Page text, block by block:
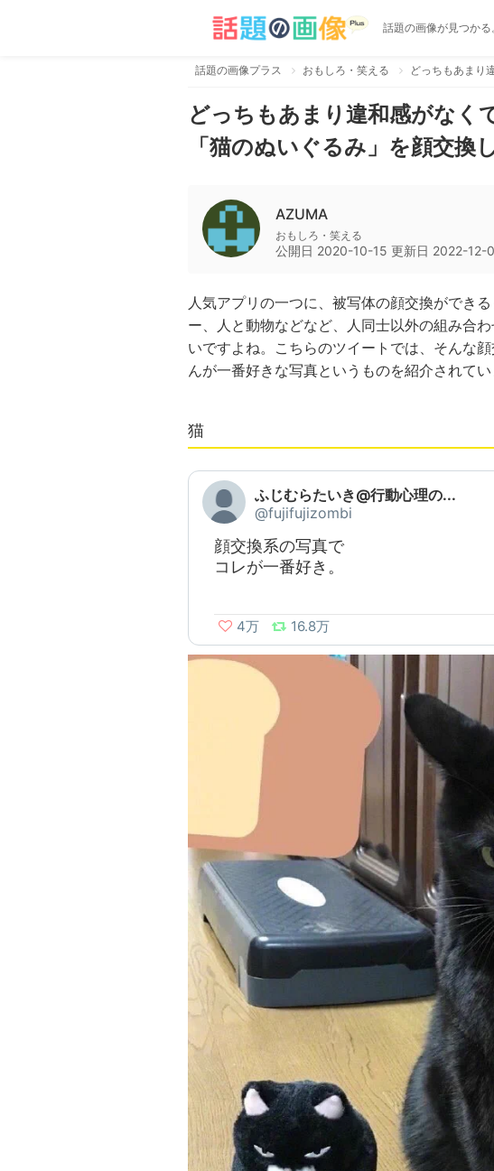
話題の画像が見つかる
話題の画像プラス おもしろ・笑える
どっちもあまり違和感がなく
「猫のぬいぐるみ」を顔交換
AZUMA
おもしろ・笑える
公開日 2020-10-15 更新日 2022-12-
人気アプリの一つに、被写体の顔交換ができ
ー、人と動物などなど、人同士以外の組み合
いですよね。こちらのツイートでは、そんな
んが一番好きな写真というものを紹介されてい
猫
ふじむらたいき@行動心理の...
@fujifujizombi
顔交換系の写真で
コレが一番好き。
4万 16.8万